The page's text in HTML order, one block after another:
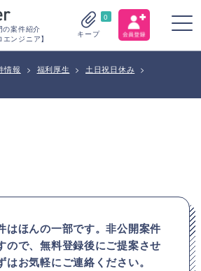
の案件紹介
ンジニア】
0
キープ
情報 > 福利厚生 > 土日祝日休み >
はほんの一部です。非公開案件
ので、無料登録後にご提案させ
はお気軽にご連絡ください。